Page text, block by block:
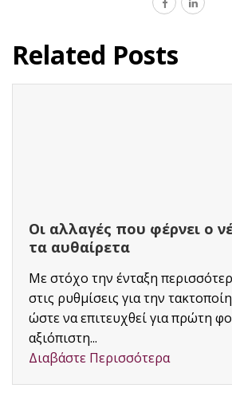
Related Posts
Οι αλλαγές που φέρνει ο
τα αυθαίρετα